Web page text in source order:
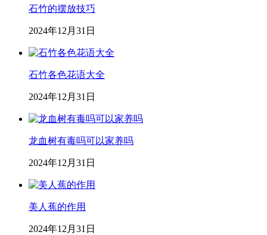
石竹的摆放技巧
2024年12月31日
石竹各色花语大全
2024年12月31日
龙血树有毒吗可以家养吗
2024年12月31日
美人蕉的作用
2024年12月31日